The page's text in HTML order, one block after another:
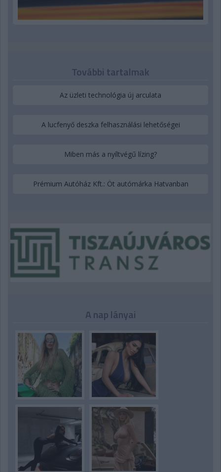
További tartalmak
Az üzleti technológia új arculata
A lucfenyő deszka felhasználási lehetőségei
Miben más a nyíltvégű lízing?
Prémium Autóház Kft.: Öt autómárka Hatvanban
A nap lányai